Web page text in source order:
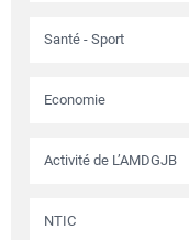
Santé - Sport
Economie
Activité de L’AMDGJB
NTIC